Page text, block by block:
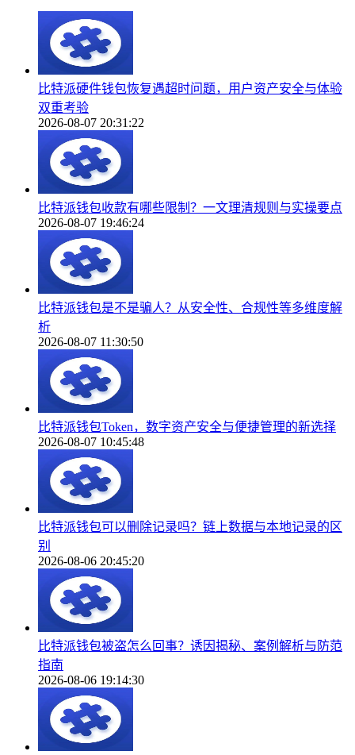
比特派硬件钱包恢复遇超时问题，用户资产安全与体验
双重考验
2026-08-07 20:31:22
比特派钱包收款有哪些限制？一文理清规则与实操要点
2026-08-07 19:46:24
比特派钱包是不是骗人？从安全性、合规性等多维度解
析
2026-08-07 11:30:50
比特派钱包Token，数字资产安全与便捷管理的新选择
2026-08-07 10:45:48
比特派钱包可以删除记录吗？链上数据与本地记录的区
别
2026-08-06 20:45:20
比特派钱包被盗怎么回事？诱因揭秘、案例解析与防范
指南
2026-08-06 19:14:30